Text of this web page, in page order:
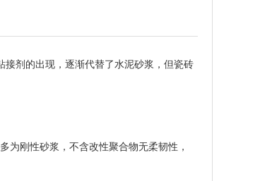
剂的出现，逐渐代替了水泥砂浆，但瓷砖
为刚性砂浆，不含改性聚合物无柔韧性，